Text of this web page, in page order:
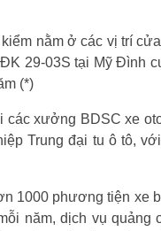
nằm ở các vị trí
29-03S tại Mỹ Đình
(*)
xưởng BDSC xe
Trung đại tu ô tô,
1000 phương tiện xe
năm, dịch vụ quảng